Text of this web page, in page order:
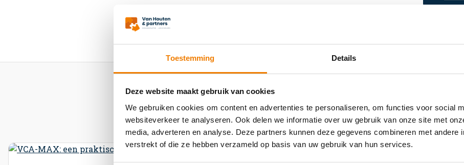
Toestemming Details
Deze website maakt gebruik van cookies
We gebruiken cookies om content en advertenties te personaliseren, om functies voor social
websiteverkeer te analyseren. Ook delen we informatie over uw gebruik van onze site met
media, adverteren en analyse. Deze partners kunnen deze gegevens combineren met andere
verstrekt of die ze hebben verzameld op basis van uw gebruik van hun services.
Wellicht vind je dit ook interessant